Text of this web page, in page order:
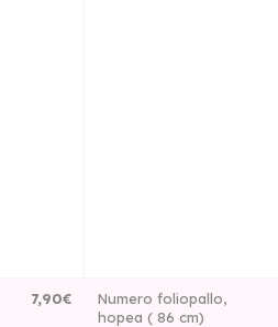
7,90€
Numero foliopallo,
hopea ( 86 cm)